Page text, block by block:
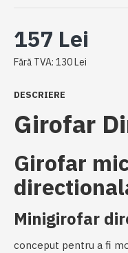
157 Lei
Fără TVA: 130 Lei
DESCRIERE
Girofar
Girofar
Minigirofar
conceput pentru a fi